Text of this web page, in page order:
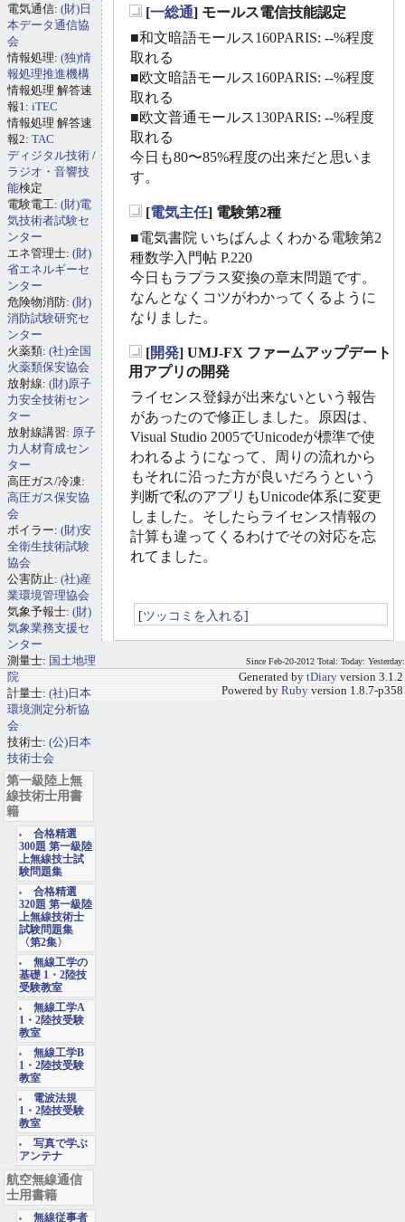
[一総通] モールス電信技能認定
■和文暗語モールス160PARIS: --%程度
取れる
■欧文暗語モールス160PARIS: --%程度
取れる
■欧文普通モールス130PARIS: --%程度
取れる
今日も80〜85%程度の出来だと思いま
す。
[電気主任] 電験第2種
■電気書院 いちばんよくわかる電験第2
種数学入門帖 P.220
今日もラプラス変換の章末問題です。
なんとなくコツがわかってくるように
なりました。
[開発] UMJ-FX ファームアップデート
用アプリの開発
ライセンス登録が出来ないという報告
があったので修正しました。原因は、
Visual Studio 2005でUnicodeが標準で使
われるようになって、周りの流れから
もそれに沿った方が良いだろうという
判断で私のアプリもUnicode体系に変更
しました。そしたらライセンス情報の
計算も違ってくるわけでその対応を忘
れてました。
[ツッコミを入れる]
電気通信: (財)日
本データ通信協
会
情報処理: (独)情
報処理推進機構
情報処理 解答速
報1: iTEC
情報処理 解答速
報2: TAC
ディジタル技術 /
ラジオ・音響技
能検定
電験電工: (財)電
気技術者試験セ
ンター
エネ管理士: (財)
省エネルギーセ
ンター
危険物消防: (財)
消防試験研究セ
ンター
火薬類: (社)全国
火薬類保安協会
放射線: (財)原子
力安全技術セン
ター
放射線講習: 原子
力人材育成セン
ター
高圧ガス/冷凍:
高圧ガス保安協
会
ボイラー: (財)安
全衛生技術試験
協会
公害防止: (社)産
業環境管理協会
気象予報士: (財)
気象業務支援セ
ンター
測量士: 国土地理
院
計量士: (社)日本
環境測定分析協
会
技術士: (公)日本
技術士会
第一級陸上無
線技術士用書
籍
合格精選
300題 第一級陸
上無線技士試
験問題集
合格精選
320題 第一級陸
上無線技術士
試験問題集
〈第2集〉
無線工学の
基礎 1・2陸技
受験教室
無線工学A
1・2陸技受験
教室
無線工学B
1・2陸技受験
教室
電波法規
1・2陸技受験
教室
写真で学ぶ
アンテナ
航空無線通信
士用書籍
無線従事者
Since Feb-20-2012 Total: Today: Yesterday:
Generated by tDiary version 3.1.2
Powered by Ruby version 1.8.7-p358